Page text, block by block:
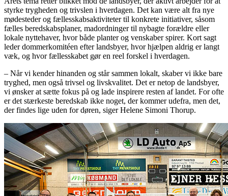
styrke trygheden og trivslen i hverdagen. Det kan være alt fra nye
mødesteder og fællesskabsaktiviteter til konkrete initiativer, såsom
fælles beredskabsplaner, madordninger til nybagte forældre eller
lokale nyttehaver, hvor både planter og venskaber spirer. Kort sagt
leder dommerkomitéen efter landsbyer, hvor hjælpen aldrig er langt
væk, og hvor fællesskabet gør en reel forskel i hverdagen.
– Når vi kender hinanden og står sammen lokalt, skaber vi ikke bare
tryghed, men også trivsel og livskvalitet. Det er netop de landsbyer,
vi ønsker at sætte fokus på og lade inspirere resten af landet. For ofte
er det stærkeste beredskab ikke noget, der kommer udefra, men det,
der findes lige uden for døren, siger Helene Simoni Thorup.